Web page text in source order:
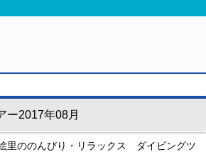
ー2017年08月
里ののんびり・リラックス ダイビングツ